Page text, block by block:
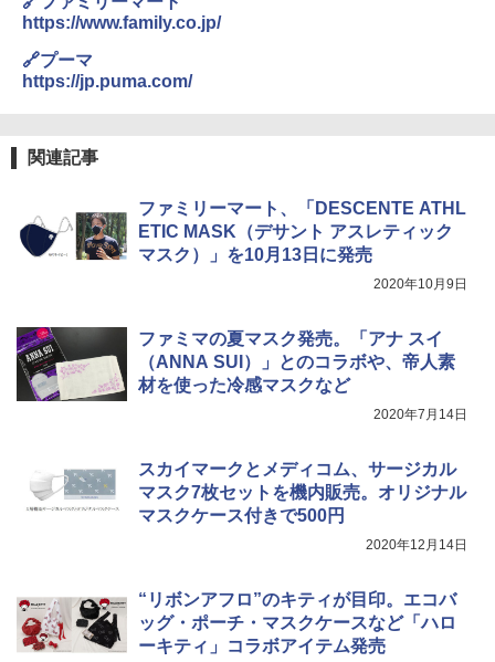
￥-
https://www.family.co.jp/
🔗プーマ
https://jp.puma.com/
関連記事
ファミリーマート、「DESCENTE ATHL
ETIC MASK（デサント アスレティック
マスク）」を10月13日に発売
2020年10月9日
ファミマの夏マスク発売。「アナ スイ
（ANNA SUI）」とのコラボや、帝人素
材を使った冷感マスクなど
2020年7月14日
スカイマークとメディコム、サージカル
マスク7枚セットを機内販売。オリジナル
マスクケース付きで500円
2020年12月14日
“リボンアフロ”のキティが目印。エコバ
ッグ・ポーチ・マスクケースなど「ハロ
ーキティ」コラボアイテム発売